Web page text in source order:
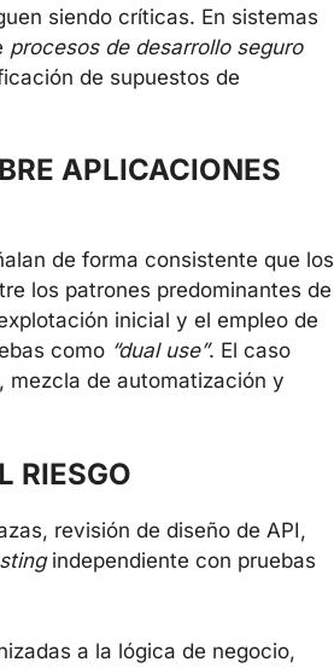
siendo críticas. En sistemas
procesos de desarrollo seguro
de supuestos de
APLICACIONES
de forma consistente que los
los patrones predominantes de
inicial y el empleo de
como “dual use”. El caso
mezcla de automatización y
RIESGO
revisión de diseño de API,
independiente con pruebas
a la lógica de negocio,